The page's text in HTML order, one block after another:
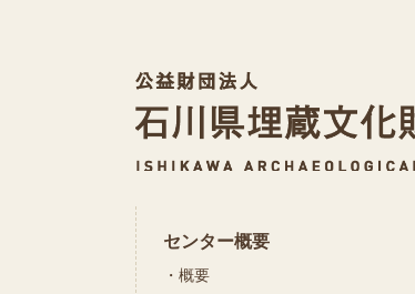
センター概要
概要